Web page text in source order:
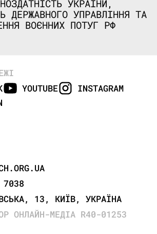
УКРАЇНИ,
ДЕРЖАВНОГО УПРАВЛІННЯ ТА
ВОЄННИХ ПОТУГ РФ
YOUTUBE
INSTAGRAM
13, КИЇВ, УКРАЇНА
ОНЛАЙН-МЕДІА R40-01253